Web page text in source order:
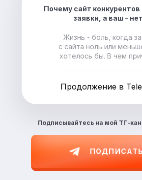
Подписывайтесь на мой ТГ-
Почему сайт конкурентов
заявки, а ваш -
Жизнь - боль, когда
с сайта ноль или
хотелось бы. В чем
Продолжение в